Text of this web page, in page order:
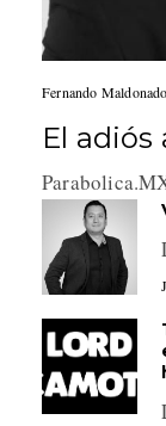
Fernando Maldonado
El adiós